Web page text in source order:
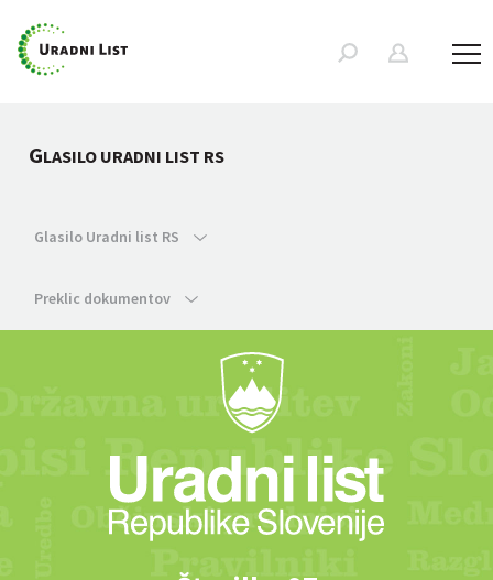
GLASILO URADNI LIST RS
Glasilo Uradni list RS
Preklic dokumentov